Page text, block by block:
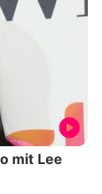
mit Lee